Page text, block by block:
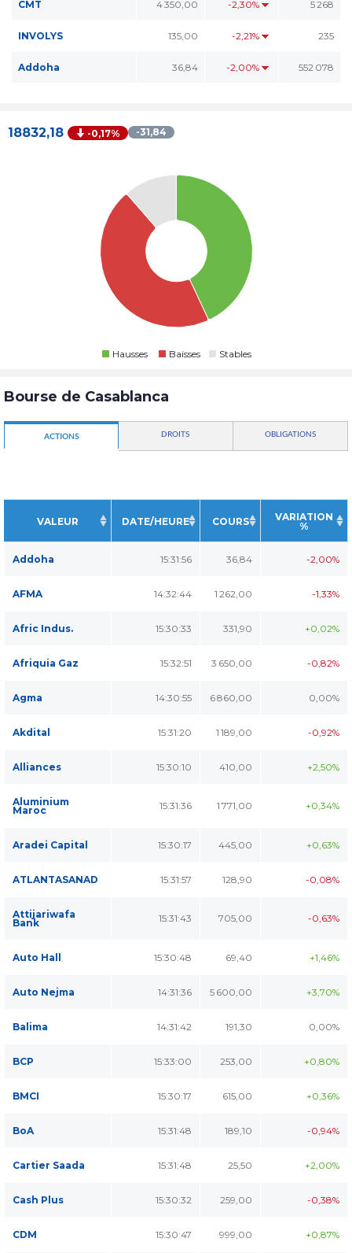
CMT 4 350,00 -2,30% 5 268
INVOLYS 135,00 -2,21% 235
Addoha 36,84 -2,00% 552 078
18832,18 -0,17% -31,84
Hausses Baisses Stables
Bourse de Casablanca
ACTIONS DROITS OBLIGATIONS
VALEUR DATE/HEURE COURS
VARIATION
%
Addoha 15:31:56 36,84 -2,00%
AFMA 14:32:44 1 262,00 -1,33%
Afric Indus. 15:30:33 331,90 +0,02%
Afriquia Gaz 15:32:51 3 650,00 -0,82%
Agma 14:30:55 6 860,00 0,00%
Akdital 15:31:20 1 189,00 -0,92%
Alliances 15:30:10 410,00 +2,50%
Aluminium
Maroc 15:31:36 1 771,00 +0,34%
Aradei Capital 15:30:17 445,00 +0,63%
ATLANTASANAD 15:31:57 128,90 -0,08%
Attijariwafa
Bank 15:31:43 705,00 -0,63%
Auto Hall 15:30:48 69,40 +1,46%
Auto Nejma 14:31:36 5 600,00 +3,70%
Balima 14:31:42 191,30 0,00%
BCP 15:33:00 253,00 +0,80%
BMCI 15:30:17 615,00 +0,36%
BoA 15:31:48 189,10 -0,94%
Cartier Saada 15:31:48 25,50 +2,00%
Cash Plus 15:30:32 259,00 -0,38%
CDM 15:30:47 999,00 +0,87%